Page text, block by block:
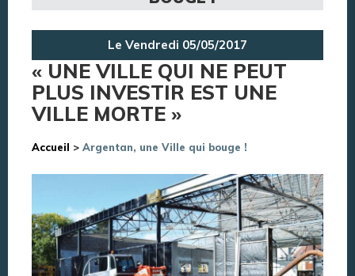
Le Vendredi 05/05/2017
« UNE VILLE QUI NE PEUT
PLUS INVESTIR EST UNE
VILLE MORTE »
Accueil > Argentan, une Ville qui bouge !